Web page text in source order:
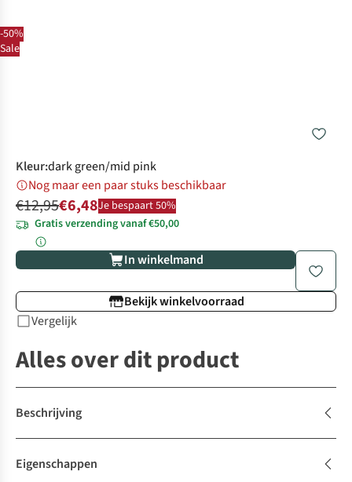
-50%
Sale
Kleur:dark green/mid pink
Nog maar een paar stuks beschikbaar
€12,95€6,48Je bespaart 50%
Gratis verzending vanaf €50,00
In winkelmand
Bekijk winkelvoorraad
Vergelijk
Alles over dit product
Beschrijving
Eigenschappen